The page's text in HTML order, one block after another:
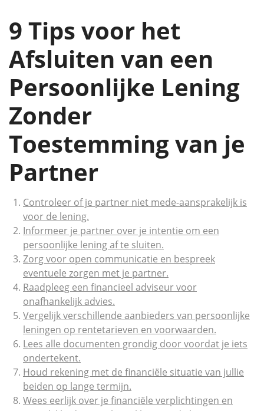
9 Tips voor het
Afsluiten van een
Persoonlijke Lening
Zonder
Toestemming van je
Partner
Controleer of je partner niet mede-aansprakelijk is
voor de lening.
Informeer je partner over je intentie om een
persoonlijke lening af te sluiten.
Zorg voor open communicatie en bespreek
eventuele zorgen met je partner.
Raadpleeg een financieel adviseur voor
onafhankelijk advies.
Vergelijk verschillende aanbieders van persoonlijke
leningen op rentetarieven en voorwaarden.
Lees alle documenten grondig door voordat je iets
ondertekent.
Houd rekening met de financiële situatie van jullie
beiden op lange termijn.
Wees eerlijk over je financiële verplichtingen en